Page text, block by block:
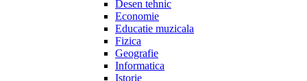
Desen tehnic
Economie
Educatie muzicala
Fizica
Geografie
Informatica
Istorie